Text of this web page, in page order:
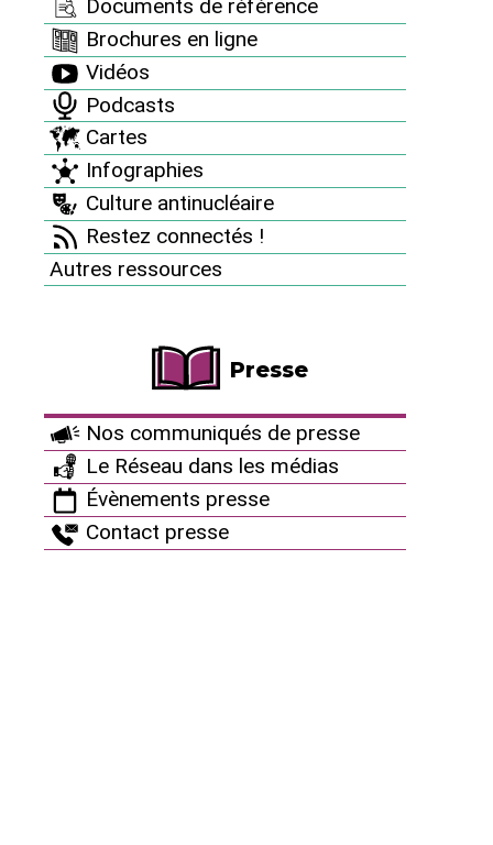
Documents de référence
Brochures en ligne
Vidéos
Podcasts
Cartes
Infographies
Culture antinucléaire
Restez connectés !
Autres ressources
Presse
Nos communiqués de presse
Le Réseau dans les médias
Évènements presse
Contact presse
Le Réseau en action
À vous d’agir
Informez vous
Nos dossiers et analyses
Des accidents nucléaires partout
Pourquoi et comment sortir du
nucléaire ?
Thèmes
Documents de référence
Brochures en ligne